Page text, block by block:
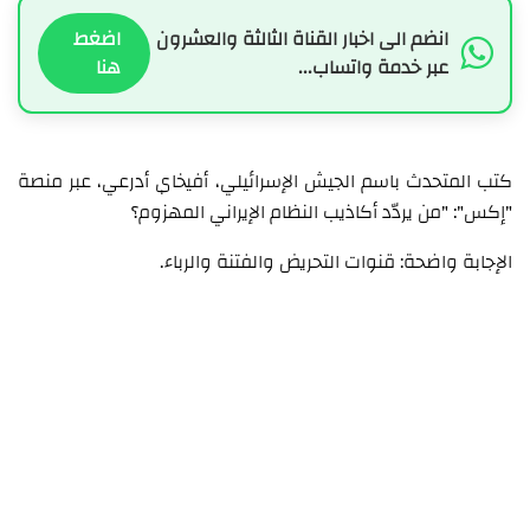
انضم الى اخبار القناة الثالثة والعشرون
عبر خدمة واتساب...
اضغط
هنا
كتب المتحدث باسم الجيش الإسرائيلي، أفيخاي أدرعي، عبر منصة
"إكس": "من يردّد أكاذيب النظام الإيراني المهزوم؟
الإجابة واضحة: قنوات التحريض والفتنة والرباء.